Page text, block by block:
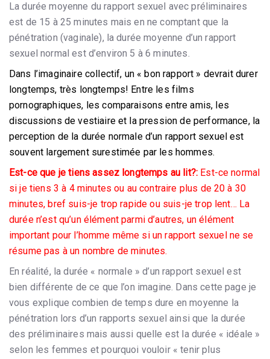
La durée moyenne du rapport sexuel avec préliminaires
est de 15 à 25 minutes mais en ne comptant que la
pénétration (vaginale), la durée moyenne d’un rapport
sexuel normal est d’environ 5 à 6 minutes.
Dans l’imaginaire collectif, un « bon rapport » devrait durer
longtemps, très longtemps! Entre les films
pornographiques, les comparaisons entre amis, les
discussions de vestiaire et la pression de performance, la
perception de la durée normale d’un rapport sexuel est
souvent largement surestimée par les hommes.
Est-ce que je tiens assez longtemps au lit?: Est-ce normal
si je tiens 3 à 4 minutes ou au contraire plus de 20 à 30
minutes, bref suis-je trop rapide ou suis-je trop lent… La
durée n’est qu’un élément parmi d’autres, un élément
important pour l’homme même si un rapport sexuel ne se
résume pas à un nombre de minutes.
En réalité, la durée « normale » d’un rapport sexuel est
bien différente de ce que l’on imagine. Dans cette page je
vous explique combien de temps dure en moyenne la
pénétration lors d’un rapports sexuel ainsi que la durée
des préliminaires mais aussi quelle est la durée « idéale »
selon les femmes et pourquoi vouloir « tenir plus